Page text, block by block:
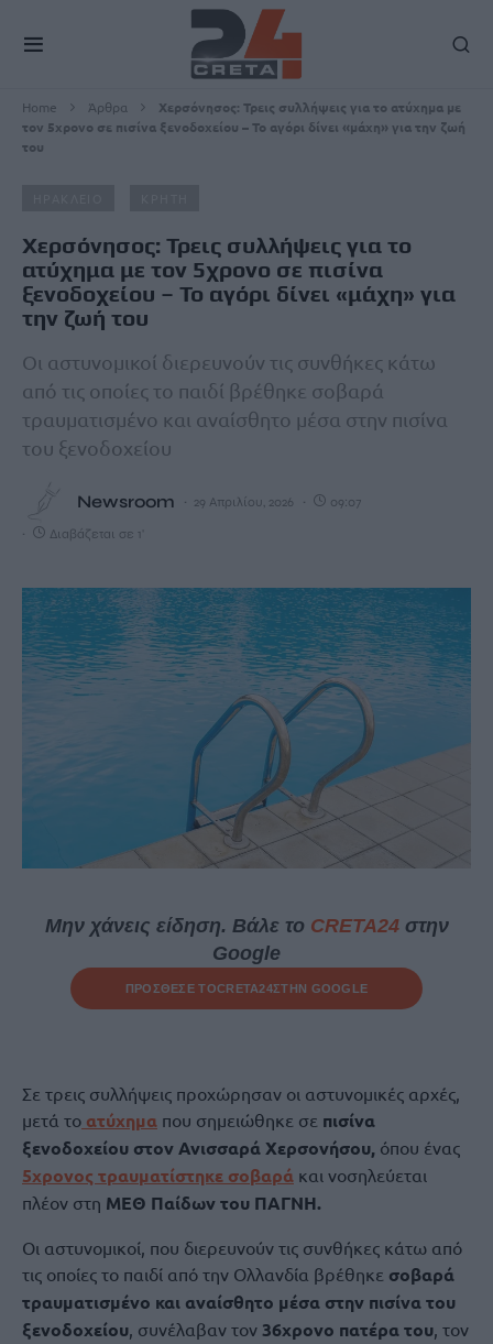
Home Άρθρα
Χερσόνησος: Τρεις συλλήψεις για το ατύχημα με
τον 5χρονο σε πισίνα ξενοδοχείου – Το αγόρι δίνει «μάχη» για την ζωή
του
Χερσόνησος: Τρεις συλλήψεις για το
ατύχημα με τον 5χρονο σε πισίνα
ξενοδοχείου – Το αγόρι δίνει «μάχη» για
την ζωή του
Οι αστυνομικοί διερευνούν τις συνθήκες κάτω
από τις οποίες το παιδί βρέθηκε σοβαρά
τραυματισμένο και αναίσθητο μέσα στην πισίνα
του ξενοδοχείου
Newsroom 29 Απριλίου, 2026 09:07
Διαβάζεται σε 1'
Μην χάνεις είδηση. Βάλε το CRETA24στην
Google
ΠΡΟΣΘΕΣΕ ΤΟCRETA24ΣΤΗΝ GOOGLE
Σε τρεις συλλήψεις προχώρησαν οι αστυνομικές αρχές,
μετά το ατύχημα που σημειώθηκε σε πισίνα
ξενοδοχείου στον Ανισσαρά Χερσονήσου, όπου ένας
5χρονος τραυματίστηκε σοβαρά και νοσηλεύεται
πλέον στη ΜΕΘ Παίδων του ΠΑΓΝΗ.
Οι αστυνομικοί, που διερευνούν τις συνθήκες κάτω από
τις οποίες το παιδί από την Ολλανδία βρέθηκε σοβαρά
τραυματισμένο και αναίσθητο μέσα στην πισίνα του
ξενοδοχείου, συνέλαβαν τον 36χρονο πατέρα του, τον